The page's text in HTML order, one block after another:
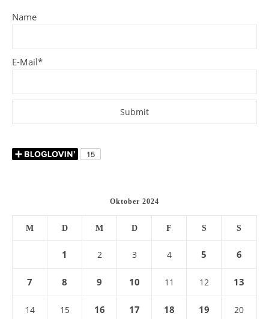
Name
E-Mail*
Oktober 2024
M D M D F S S
1 2 3 4 5 6
7 8 9 10 11 12 13
14 15 16 17 18 19 20